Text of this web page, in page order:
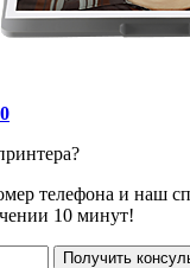
телефона и наш
10 минут!
Получить